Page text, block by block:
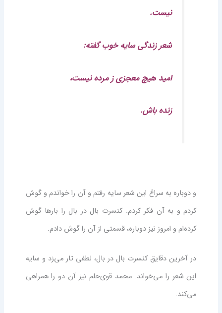
نیست.
شعر زندگی سایه خوب گفته:
امید هیچ معجزی ز مرده نیست،
زنده باش.
و دوباره به سراغ این شعر سایه رفتم و آن را خواندم و گوش
کردم و به آن فکر کردم. کنسرت بال در بال را بارها گوش
کرده‌ام و امروز نیز دوباره، قسمتی از آن را گوش دادم.
در آخرین دقایق کنسرت بال در بال، لطفی تار می‌زد و سایه
این شعر را می‌خواند. محمد قوی‌حلم نیز آن دو را همراهی
می‌کند.